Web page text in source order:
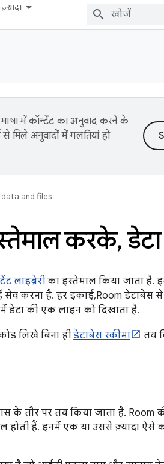
ज़्यादा
में कॉन्टेंट का अनुवाद करने के
मिले अनुवादों में गलतियां हो
data and files
करके,
लाइब्रेरी का इस्तेमाल किया जाता
सेव करना है. हर इकाई, Room डेटाबेस
डेटा की एक लाइन को दिखाता है.
लिखे बिना हीडेटाबेस स्कीमा तय
के तौर पर तय किया जाता है. Room
होती हैं. इनमें एक या उससे ज़्यादा ऐसे